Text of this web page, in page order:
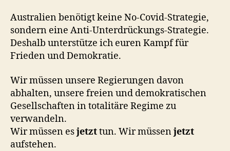
Australien benötigt keine No-Covid-Strategie,
sondern eine Anti-Unterdrückungs-Strategie.
Deshalb unterstütze ich euren Kampf für
Frieden und Demokratie.
Wir müssen unsere Regierungen davon
abhalten, unsere freien und demokratischen
Gesellschaften in totalitäre Regime zu
verwandeln.
Wir müssen esjetzttun. Wir müssenjetzt
aufstehen.